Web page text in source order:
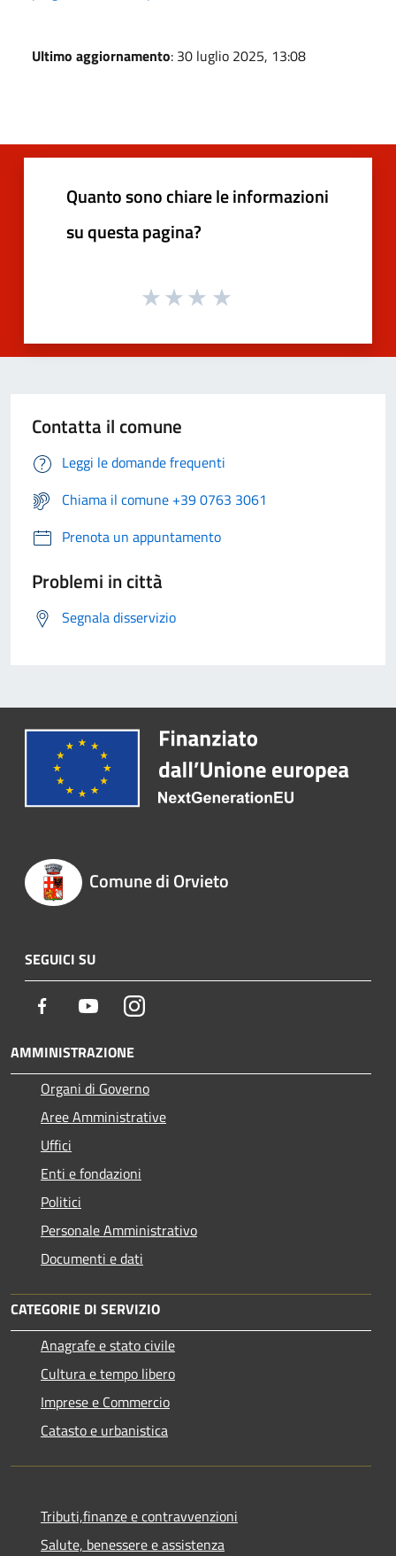
Ultimo aggiornamento: 30 luglio 2025, 13:08
Quanto sono chiare le informazioni
su questa pagina?
Contatta il comune
Leggi le domande frequenti
Chiama il comune +39 0763 3061
Prenota un appuntamento
Problemi in città
Segnala disservizio
Comune di Orvieto
SEGUICI SU
Facebook YoutubeInstagram
AMMINISTRAZIONE
Organi di Governo
Aree Amministrative
Uffici
Enti e fondazioni
Politici
Personale Amministrativo
Documenti e dati
CATEGORIE DI SERVIZIO
Anagrafe e stato civile
Cultura e tempo libero
Imprese e Commercio
Catasto e urbanistica
Tributi,finanze e contravvenzioni
Salute, benessere e assistenza